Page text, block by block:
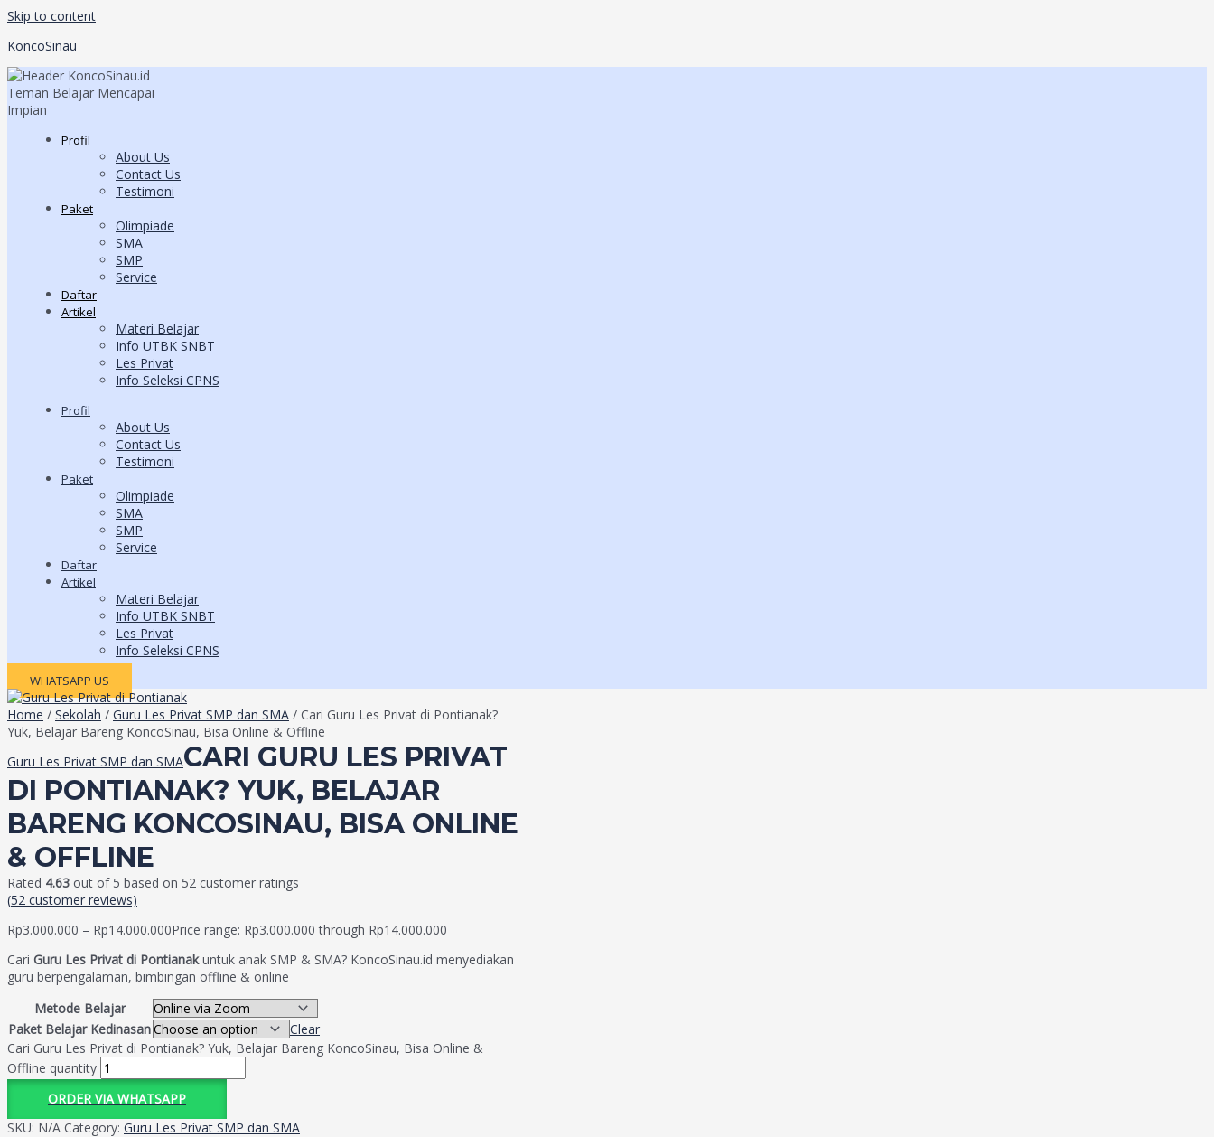
Skip to content
KoncoSinau
Profil
About Us
Contact Us
Testimoni
Paket
Olimpiade
SMA
SMP
Service
Daftar
Artikel
Materi Belajar
Info UTBK SNBT
Les Privat
Info Seleksi CPNS
Profil
About Us
Contact Us
Testimoni
Paket
Olimpiade
SMA
SMP
Service
Daftar
Artikel
Materi Belajar
Info UTBK SNBT
Les Privat
Info Seleksi CPNS
WHATSAPP US
Home / Sekolah / Guru Les Privat SMP dan SMA / Cari Guru Les Privat di Pontianak?
Yuk, Belajar Bareng KoncoSinau, Bisa Online & Offline
Guru Les Privat SMP dan SMACARI GURU LES PRIVAT
DI PONTIANAK? YUK, BELAJAR
BARENG KONCOSINAU, BISA ONLINE
& OFFLINE
Rated 4.63 out of 5 based on 52 customer ratings
(52 customer reviews)
Rp3.000.000 – Rp14.000.000Price range: Rp3.000.000 through Rp14.000.000
Cari Guru Les Privat di Pontianakuntuk anak SMP & SMA? KoncoSinau.id menyediakan
guru berpengalaman, bimbingan offline & online
Metode Belajar
Paket Belajar Kedinasan
Clear
Cari Guru Les Privat di Pontianak? Yuk, Belajar Bareng KoncoSinau, Bisa Online &
Offline quantity
ORDER VIA WHATSAPP
SKU: N/A Category: Guru Les Privat SMP dan SMA